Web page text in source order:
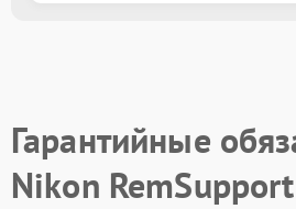
Гарантийные
Nikon RemSupport